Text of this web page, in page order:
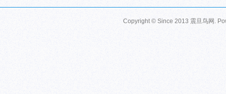
Copyright © Since 2013 震旦鸟网 .